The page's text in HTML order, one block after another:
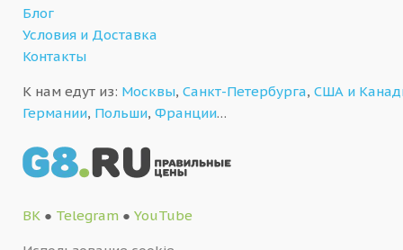
Блог
Условия и Доставка
Контакты
К нам едут из: Москвы, Санкт-Петербурга, США и
Германии, Польши, Франции…
ВК ● Telegram ● YouTube